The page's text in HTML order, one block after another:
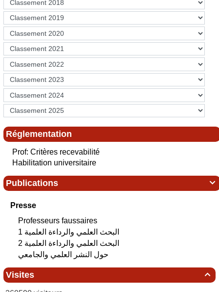
Réglementation
Prof: Critères recevabilité
Habilitation universitaire

Publications
Presse
Professeurs faussaires

Visites